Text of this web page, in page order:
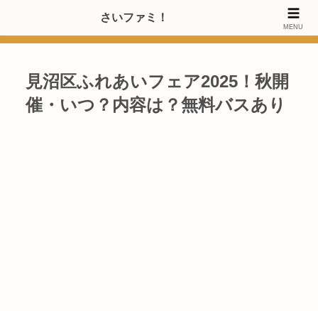
>>【PRのご協力内容更新しました】さいたま市のファミリー世代・20～
見沼区ふれあいフェア2025！秋開
催・いつ？内容は？無料バスあり
さいファミ！
MENU